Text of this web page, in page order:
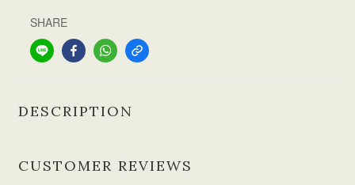
SHARE
DESCRIPTION
CUSTOMER REVIEWS